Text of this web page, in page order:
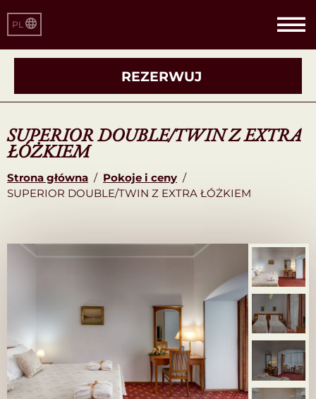
REZERWUJ
PL
SUPERIOR DOUBLE/TWIN Z EXTRA
ŁÓŻKIEM
Strona główna / Pokoje i ceny /
SUPERIOR DOUBLE/TWIN Z EXTRA ŁÓŻKIEM